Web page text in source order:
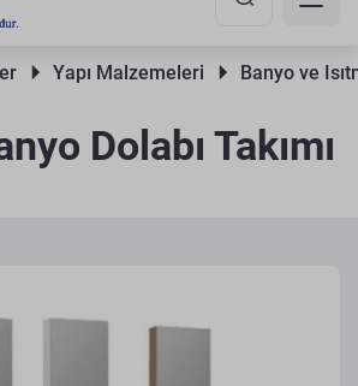
Yapı Malzemeleri Banyo ve
Dolabı Takımı